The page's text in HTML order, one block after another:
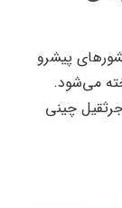
پیشرو
می‌شود.
چینی